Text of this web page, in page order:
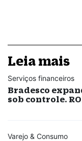
Leia mais
Serviços financeiros
Bradesco
sob controle.
Varejo & Consumo